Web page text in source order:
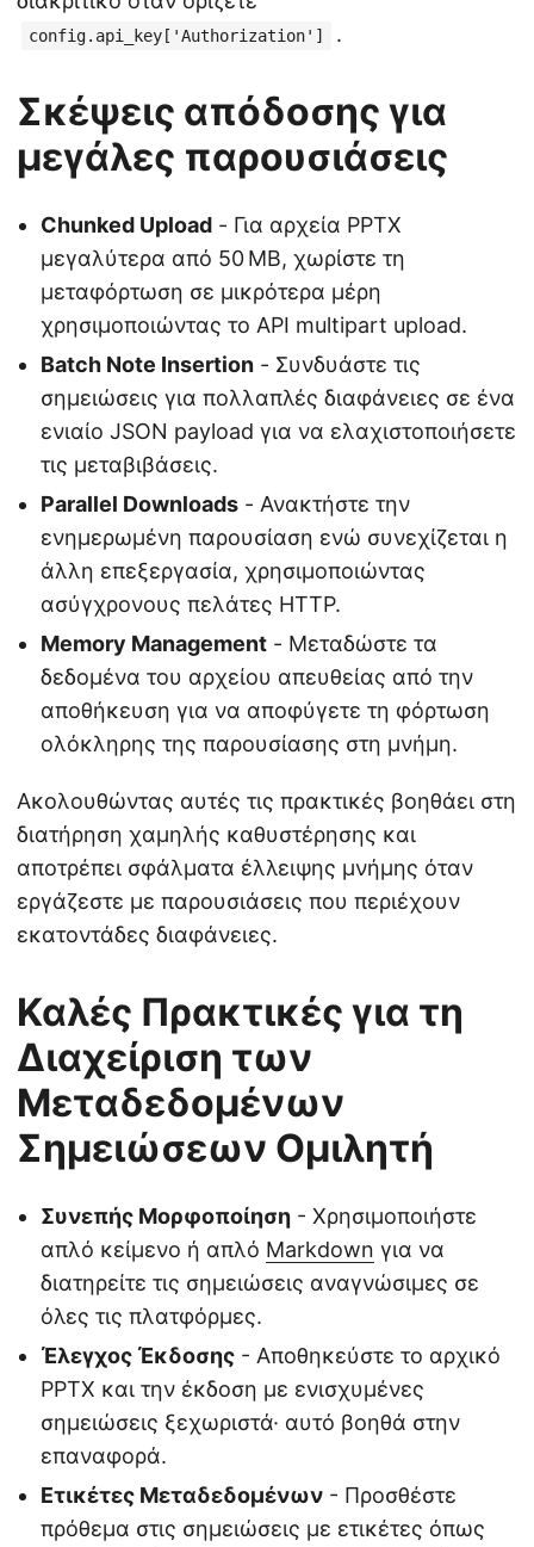
config.api_key['Authorization'] .
Σκέψεις απόδοσης για
μεγάλες παρουσιάσεις
Chunked Upload - Για αρχεία PPTX
μεγαλύτερα από 50 MB, χωρίστε τη
μεταφόρτωση σε μικρότερα μέρη
χρησιμοποιώντας το API multipart upload.
Batch Note Insertion - Συνδυάστε τις
σημειώσεις για πολλαπλές διαφάνειες σε ένα
ενιαίο JSON payload για να ελαχιστοποιήσετε
τις μεταβιβάσεις.
Parallel Downloads - Ανακτήστε την
ενημερωμένη παρουσίαση ενώ συνεχίζεται η
άλλη επεξεργασία, χρησιμοποιώντας
ασύγχρονους πελάτες HTTP.
Memory Management - Μεταδώστε τα
δεδομένα του αρχείου απευθείας από την
αποθήκευση για να αποφύγετε τη φόρτωση
ολόκληρης της παρουσίασης στη μνήμη.
Ακολουθώντας αυτές τις πρακτικές βοηθάει στη
διατήρηση χαμηλής καθυστέρησης και
αποτρέπει σφάλματα έλλειψης μνήμης όταν
εργάζεστε με παρουσιάσεις που περιέχουν
εκατοντάδες διαφάνειες.
Καλές Πρακτικές για τη
Διαχείριση των
Μεταδεδομένων
Σημειώσεων Ομιλητή
Συνεπής Μορφοποίηση - Χρησιμοποιήστε
απλό κείμενο ή απλό Markdown για να
διατηρείτε τις σημειώσεις αναγνώσιμες σε
όλες τις πλατφόρμες.
Έλεγχος Έκδοσης - Αποθηκεύστε το αρχικό
PPTX και την έκδοση με ενισχυμένες
σημειώσεις ξεχωριστά· αυτό βοηθά στην
επαναφορά.
Ετικέτες Μεταδεδομένων - Προσθέστε
πρόθεμα στις σημειώσεις με ετικέτες όπως